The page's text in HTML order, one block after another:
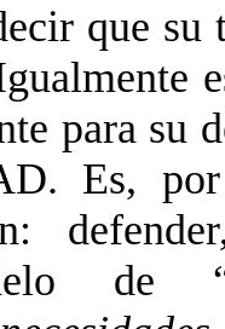
que su
para
Es, por
de